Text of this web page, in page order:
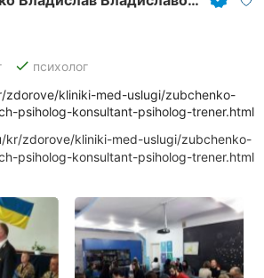
done психолог
kliniki-med-uslugi/zubchenko-
psiholog-konsultant-psiholog-trener.html
kr/zdorove/kliniki-med-uslugi/zubchenko-
psiholog-konsultant-psiholog-trener.html